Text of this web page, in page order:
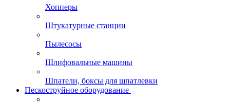
Хопперы
Штукатурные станции
Пылесосы
Шлифовальные машины
Шпатели, боксы для шпатлевки
Пескоструйное оборудование